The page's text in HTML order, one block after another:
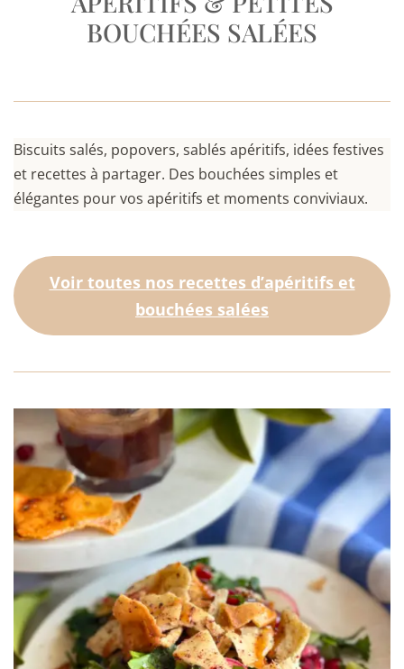
BOUCHÉES SALÉES
Biscuits salés, popovers, sablés apéritifs, idées festives
et recettes à partager. Des bouchées simples et
élégantes pour vos apéritifs et moments conviviaux.
Voir toutes nos recettes d’apéritifs et
bouchées salées